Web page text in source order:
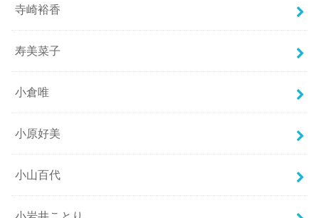
寺崎裕香
寿美菜子
小倉唯
小原好美
小山百代